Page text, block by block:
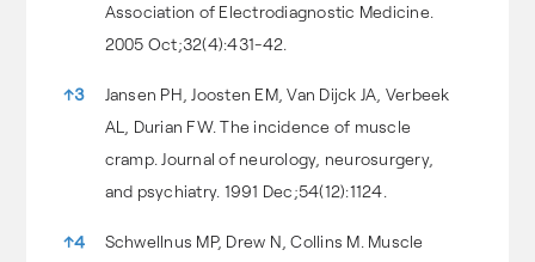
Association of Electrodiagnostic Medicine.
2005 Oct;32(4):431-42.
↑3
Jansen PH, Joosten EM, Van Dijck JA, Verbeek
AL, Durian FW. The incidence of muscle
cramp. Journal of neurology, neurosurgery,
and psychiatry. 1991 Dec;54(12):1124.
↑4
Schwellnus MP, Drew N, Collins M. Muscle